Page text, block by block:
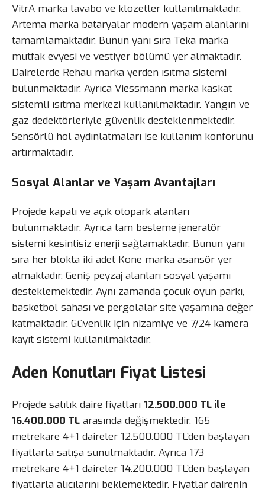
VitrA marka lavabo ve klozetler kullanılmaktadır.
Artema marka bataryalar modern yaşam alanlarını
tamamlamaktadır. Bunun yanı sıra Teka marka
mutfak evyesi ve vestiyer bölümü yer almaktadır.
Dairelerde Rehau marka yerden ısıtma sistemi
bulunmaktadır. Ayrıca Viessmann marka kaskat
sistemli ısıtma merkezi kullanılmaktadır. Yangın ve
gaz dedektörleriyle güvenlik desteklenmektedir.
Sensörlü hol aydınlatmaları ise kullanım konforunu
artırmaktadır.
Sosyal Alanlar ve Yaşam Avantajları
Projede kapalı ve açık otopark alanları
bulunmaktadır. Ayrıca tam besleme jeneratör
sistemi kesintisiz enerji sağlamaktadır. Bunun yanı
sıra her blokta iki adet Kone marka asansör yer
almaktadır. Geniş peyzaj alanları sosyal yaşamı
desteklemektedir. Aynı zamanda çocuk oyun parkı,
basketbol sahası ve pergolalar site yaşamına değer
katmaktadır. Güvenlik için nizamiye ve 7/24 kamera
kayıt sistemi kullanılmaktadır.
Aden Konutları Fiyat Listesi
Projede satılık daire fiyatları 12.500.000 TL ile
16.400.000 TL arasında değişmektedir. 165
metrekare 4+1 daireler 12.500.000 TL’den başlayan
fiyatlarla satışa sunulmaktadır. Ayrıca 173
metrekare 4+1 daireler 14.200.000 TL’den başlayan
fiyatlarla alıcılarını beklemektedir. Fiyatlar dairenin